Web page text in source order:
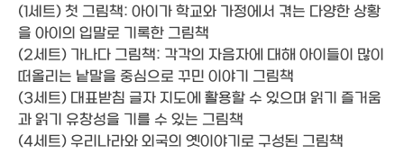
(1세트) 첫 그림책: 아이가 학교와 가정에서 겪는 다양한 상황
을 아이의 입말로 기록한 그림책
(2세트) 가나다 그림책: 각각의 자음자에 대해 아이들이 많이
떠올리는 낱말을 중심으로 꾸민 이야기 그림책
(3세트) 대표받침 글자 지도에 활용할 수 있으며 읽기 즐거움
과 읽기 유창성을 기를 수 있는 그림책
(4세트) 우리나라와 외국의 옛이야기로 구성된 그림책